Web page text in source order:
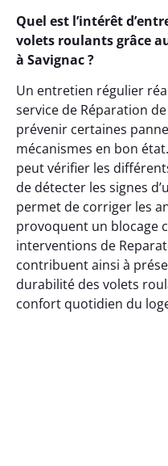
Quel est l’intérêt
volets roulants grâce
à Savignac ?
Un entretien régulier
service de Réparation
prévenir certaines
mécanismes en bon
peut vérifier les
de détecter les signes
permet de corriger les
provoquent un blocage
interventions de
contribuent ainsi à
durabilité des volets
confort quotidien du